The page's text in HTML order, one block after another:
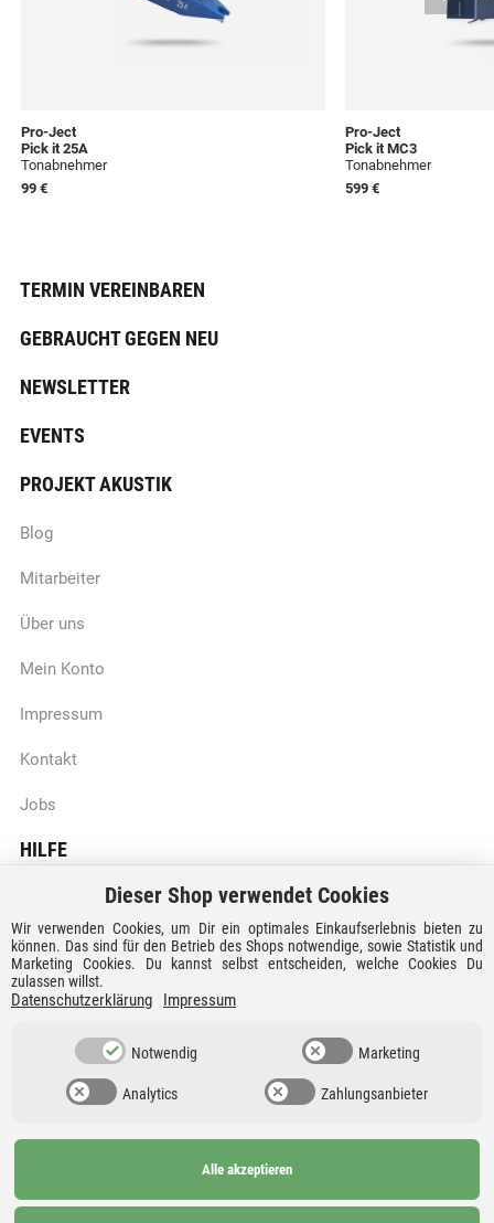
Pro-Ject
Pick it 25A
Tonabnehmer
99 €
Pro-Ject
Pick it MC3
Tonabnehmer
599 €
TERMIN VEREINBAREN
GEBRAUCHT GEGEN NEU
NEWSLETTER
EVENTS
PROJEKT AKUSTIK
Blog
Mitarbeiter
Über uns
Mein Konto
Impressum
Kontakt
Jobs
HILFE
Batteriegesetzhinweise
Vertrag widerrufen
Versandkosten und Lieferzeiten
Zahlungsarten
Widerrufsrecht
Datenschutz
versandkostenfrei nach
Dieser Shop verwendet Cookies
Wir verwenden Cookies, um Dir ein optimales Einkaufserlebnis bieten zu
können. Das sind für den Betrieb des Shops notwendige, sowie Statistik und
Marketing Cookies. Du kannst selbst entscheiden, welche Cookies Du
zulassen willst.
Datenschutzerklärung Impressum
Notwendig Marketing
Analytics Zahlungsanbieter
Alle akzeptieren